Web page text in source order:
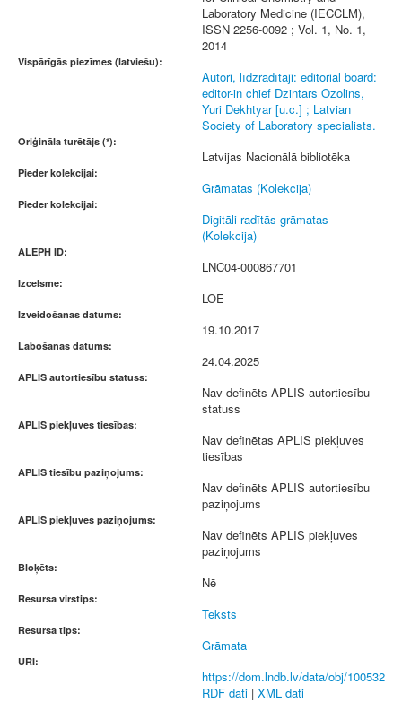
Laboratory Medicine (IECCLM),
ISSN 2256-0092 ; Vol. 1, No. 1,
2014
Vispārīgās piezīmes (latviešu):
Autori, līdzradītāji: editorial board:
editor-in chief Dzintars Ozolins,
Yuri Dekhtyar [u.c.] ; Latvian
Society of Laboratory specialists.
Oriģināla turētājs (*):
Latvijas Nacionālā bibliotēka
Pieder kolekcijai:
Grāmatas (Kolekcija)
Pieder kolekcijai:
Digitāli radītās grāmatas
(Kolekcija)
ALEPH ID:
LNC04-000867701
Izcelsme:
LOE
Izveidošanas datums:
19.10.2017
Labošanas datums:
24.04.2025
APLIS autortiesību statuss:
Nav definēts APLIS autortiesību
statuss
APLIS piekļuves tiesības:
Nav definētas APLIS piekļuves
tiesības
APLIS tiesību paziņojums:
Nav definēts APLIS autortiesību
paziņojums
APLIS piekļuves paziņojums:
Nav definēts APLIS piekļuves
paziņojums
Bloķēts:
Nē
Resursa virstips:
Teksts
Resursa tips:
Grāmata
URI:
https://dom.lndb.lv/data/obj/100532
RDF dati | XML dati